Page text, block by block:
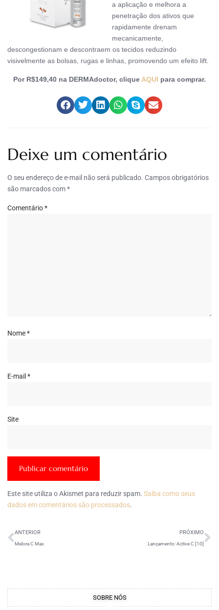
a aplicação e melhora a
penetração dos ativos que
rapidamente drenam
mecanicamente,
descongestionam e descontraem os tecidos reduzindo
visivelmente as bolsas, rugas e linhas, promovendo um efeito lift.
Por R$149,40 na DERMAdoctor, cliqueAQUI para comprar.
Deixe um comentário
O seu endereço de e-mail não será publicado. Campos obrigatórios
são marcados com*
Comentário*
Nome*
E-mail *
Site
Este site utiliza o Akismet para reduzir spam. Saiba como seus
dados em comentários são processados.
ANTERIOR
Melora C Max
PRÓXIMO
Lançamento: Active C [10]
SOBRE NÓS